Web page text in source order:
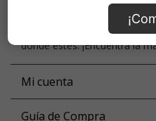
Somos una familia de más
Chile, así que siempre
donde estés. ¡Encuentra la
Mi cuenta
Guía de Compra